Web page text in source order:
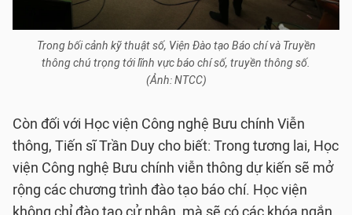
Trong bối cảnh kỹ thuật số, Viện Đào tạo Báo chí và Truyền
thông chú trọng tới lĩnh vực báo chí số, truyền thông số.
(Ảnh: NTCC)
Còn đối với Học viện Công nghệ Bưu chính Viễn
thông, Tiến sĩ Trần Duy cho biết: Trong tương lai, Học
viện Công nghệ Bưu chính viễn thông dự kiến sẽ mở
rộng các chương trình đào tạo báo chí. Học viện